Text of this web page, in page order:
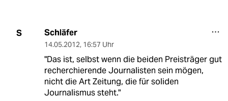
S Schläfer
14.05.2012, 16:57 Uhr
"Das ist, selbst wenn die beiden Preisträger gut
recherchierende Journalisten sein mögen,
nicht die Art Zeitung, die für soliden
Journalismus steht."